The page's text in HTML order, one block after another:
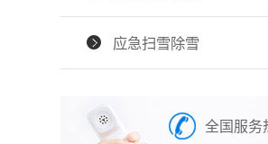
应急扫雪除雪
全国服务